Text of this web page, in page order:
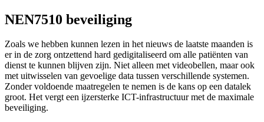
NEN7510 beveiliging
Zoals we hebben kunnen lezen in het nieuws de laatste maanden is
er in de zorg ontzettend hard gedigitaliseerd om alle patiënten van
dienst te kunnen blijven zijn. Niet alleen met videobellen, maar ook
met uitwisselen van gevoelige data tussen verschillende systemen.
Zonder voldoende maatregelen te nemen is de kans op een datalek
groot. Het vergt een ijzersterke ICT-infrastructuur met de maximale
beveiliging.